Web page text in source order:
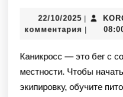
22/10/2025
комментария
Каникросс — это бег с собакой по пересечённой
местности. Чтобы
экипировку, обучите